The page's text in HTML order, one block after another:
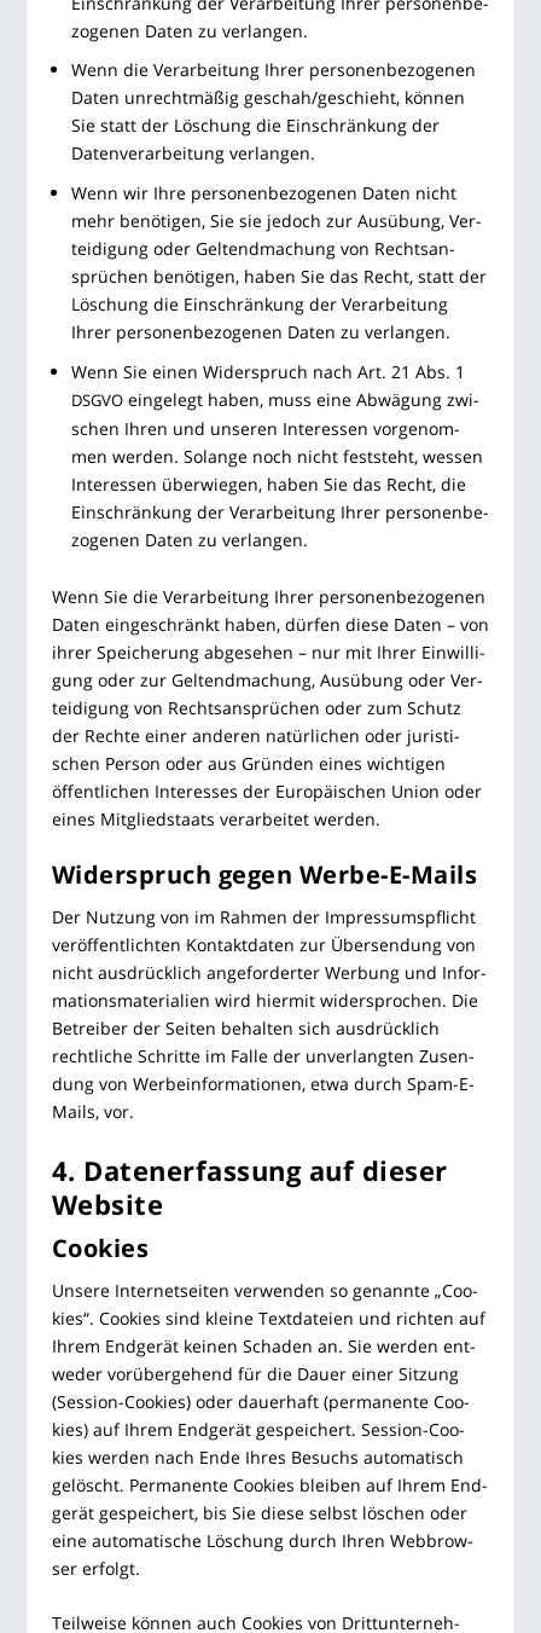
zo­ge­nen Daten zu verlangen.
Wenn die Ver­ar­bei­tung Ihrer per­so­nen­be­zo­ge­nen
Daten unrecht­mä­ßig geschah/geschieht, kön­nen
Sie statt der Löschung die Ein­schrän­kung der
Daten­ver­ar­bei­tung verlangen.
Wenn wir Ihre per­so­nen­be­zo­ge­nen Daten nicht
mehr benö­ti­gen, Sie sie jedoch zur Aus­übung, Ver­
tei­di­gung oder Gel­tend­ma­chung von Rechts­an­
sprü­chen benö­ti­gen, haben Sie das Recht, statt der
Löschung die Ein­schrän­kung der Ver­ar­bei­tung
Ihrer per­so­nen­be­zo­ge­nen Daten zu verlangen.
Wenn Sie einen Wider­spruch nach Art. 21 Abs. 1
DSGVOein­ge­legt haben, muss eine Abwä­gung zwi­
schen Ihren und unse­ren Inter­es­sen vor­ge­nom­
men wer­den. Solan­ge noch nicht fest­steht, wes­sen
Inter­es­sen über­wie­gen, haben Sie das Recht, die
Ein­schrän­kung der Ver­ar­bei­tung Ihrer per­so­nen­be­
zo­ge­nen Daten zu verlangen.
Wenn Sie die Ver­ar­bei­tung Ihrer per­so­nen­be­zo­ge­nen
Daten ein­ge­schränkt haben, dür­fen die­se Daten – von
ihrer Spei­che­rung abge­se­hen – nur mit Ihrer Ein­wil­li­
gung oder zur Gel­tend­ma­chung, Aus­übung oder Ver­
tei­di­gung von Rechts­an­sprü­chen oder zum Schutz
der Rech­te einer ande­ren natür­li­chen oder juris­ti­
schen Per­son oder aus Grün­den eines wich­ti­gen
öffent­li­chen Inter­es­ses der Euro­päi­schen Uni­on oder
eines Mit­glied­staats ver­ar­bei­tet werden.
Wider­spruch gegen Werbe-E-Mails
Der Nut­zung von im Rah­men der Impres­sums­pflicht
ver­öf­fent­lich­ten Kon­takt­da­ten zur Über­sen­dung von
nicht aus­drück­lich ange­for­der­ter Wer­bung und Infor­
ma­ti­ons­ma­te­ria­li­en wird hier­mit wider­spro­chen. Die
Betrei­ber der Sei­ten behal­ten sich aus­drück­lich
recht­li­che Schrit­te im Fal­le der unver­lang­ten Zusen­
dung von Wer­be­infor­ma­tio­nen, etwa durch Spam-E-
Mails, vor.
4. Daten­er­fas­sung auf die­ser
Website
Coo­kies
Unse­re Inter­net­sei­ten ver­wen­den so genann­te „Coo­
kies“. Coo­kies sind klei­ne Text­da­tei­en und rich­ten auf
Ihrem End­ge­rät kei­nen Scha­den an. Sie wer­den ent­
we­der vor­über­ge­hend für die Dau­er einer Sit­zung
(Ses­si­on-Coo­kies) oder dau­er­haft (per­ma­nen­te Coo­
kies) auf Ihrem End­ge­rät gespei­chert. Ses­si­on-Coo­
kies wer­den nach Ende Ihres Besuchs auto­ma­tisch
gelöscht. Per­ma­nen­te Coo­kies blei­ben auf Ihrem End­
ge­rät gespei­chert, bis Sie die­se selbst löschen oder
eine auto­ma­ti­sche Löschung durch Ihren Web­brow­
ser erfolgt.
Teil­wei­se kön­nen auch Coo­kies von Dritt­un­ter­neh­